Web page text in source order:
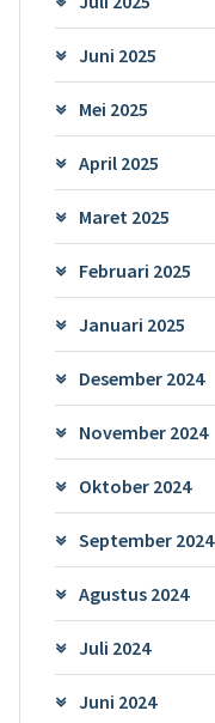
Juni 2025
Mei 2025
April 2025
Maret 2025
Februari 2025
Januari 2025
Desember 2024
November 2024
Oktober 2024
September 2024
Agustus 2024
Juli 2024
Juni 2024